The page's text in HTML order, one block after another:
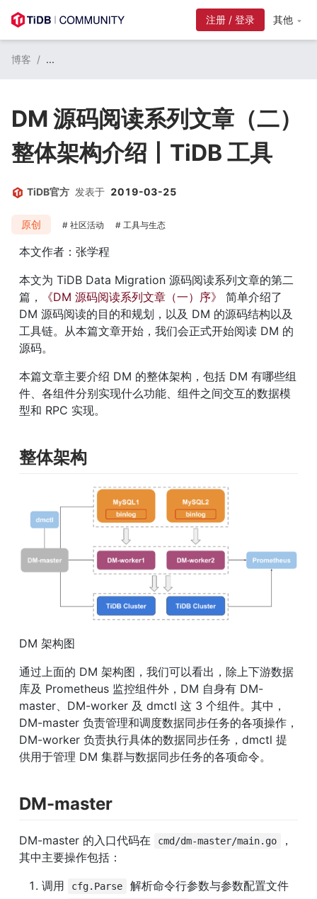
注册 / 登录 其他
博客 / ...
DM 源码阅读系列文章（二）
整体架构介绍丨TiDB 工具
TiDB官方 发表于 2019-03-25
原创 社区活动 工具与生态
本文作者：张学程
本文为 TiDB Data Migration 源码阅读系列文章的第二
篇，
《DM 源码阅读系列文章（一）序》
简单介绍了
DM 源码阅读的目的和规划，以及 DM 的源码结构以及
工具链。从本篇文章开始，我们会正式开始阅读 DM 的
源码。
本篇文章主要介绍 DM 的整体架构，包括 DM 有哪些组
件、各组件分别实现什么功能、组件之间交互的数据模
型和 RPC 实现。
整体架构
DM 架构图
通过上面的 DM 架构图，我们可以看出，除上下游数据
库及 Prometheus 监控组件外，DM 自身有 DM-
master、DM-worker 及 dmctl 这 3 个组件。其中，
DM-master 负责管理和调度数据同步任务的各项操作，
DM-worker 负责执行具体的数据同步任务，dmctl 提
供用于管理 DM 集群与数据同步任务的各项命令。
DM-master
DM-master 的入口代码在 cmd/dm-master/main.go
，
其中主要操作包括：
调用
cfg.Parse
解析命令行参数与参数配置文件